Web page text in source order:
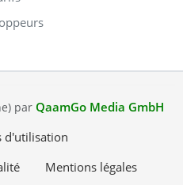
par QaamGo Media GmbH
d'utilisation
Mentions légales